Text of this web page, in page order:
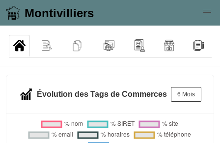
Montivilliers
Évolution des Tags de Commerces 6 Mois